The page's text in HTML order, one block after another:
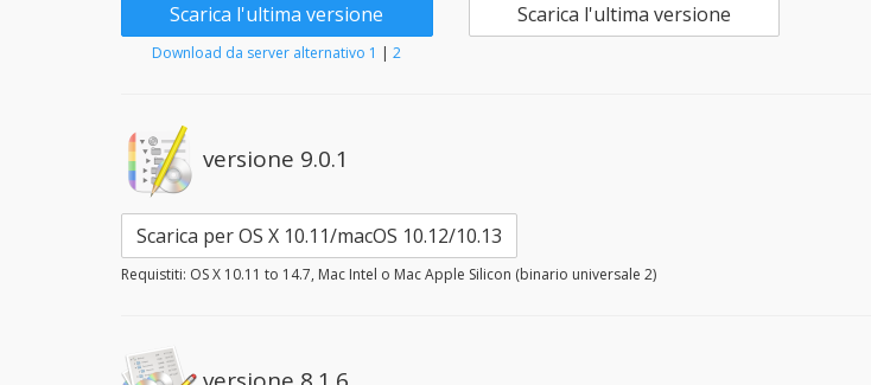
Scarica l'ultima versione
Download da server alternativo 1 |2
Scarica l'ultima versione
versione 9.0.1
Scarica per OS X 10.11/macOS 10.12/10.13
Requistiti: OS X 10.11 to 14.7, Mac Intel o Mac Apple Silicon (binario universale 2)